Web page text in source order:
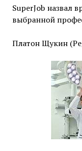
SuperJob назвал
выбранной
Платон Щукин